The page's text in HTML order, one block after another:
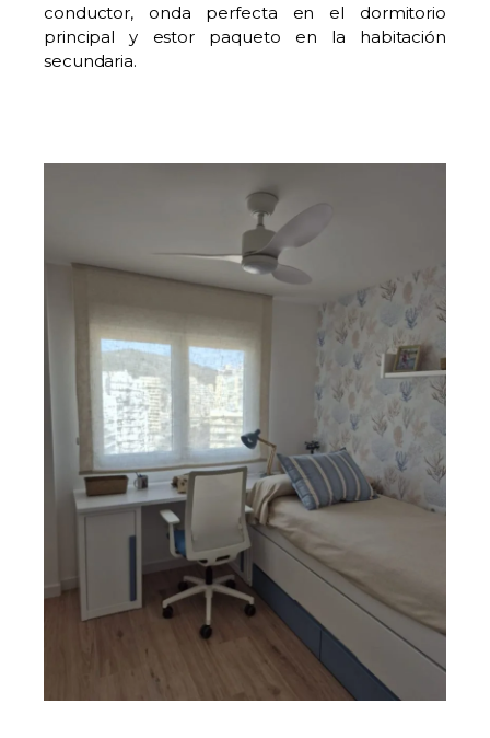
conductor, onda perfecta en el dormitorio
principal y estor paqueto en la habitación
secundaria.